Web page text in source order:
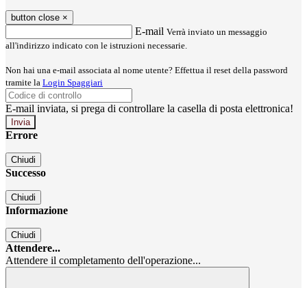
button close ×
E-mail Verrà inviato un messaggio
all'indirizzo indicato con le istruzioni necessarie.
Non hai una e-mail associata al nome utente? Effettua il reset della password
tramite la Login Spaggiari
E-mail inviata, si prega di controllare la casella di posta elettronica!
Errore
Chiudi
Successo
Chiudi
Informazione
Chiudi
Attendere...
Attendere il completamento dell'operazione...